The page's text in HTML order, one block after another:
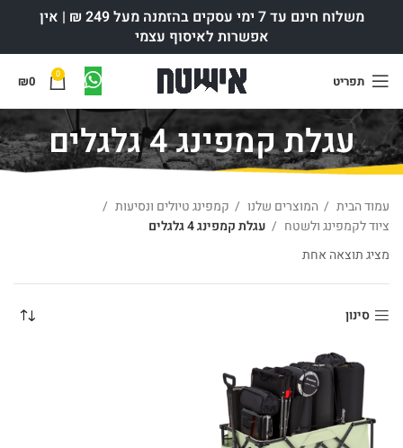
משלוח חינם עד 7 ימי עסקים בהזמנה מעל 249 ₪ | אין
אפשרות לאיסוף עצמי
תפריט 0
₪0
עגלת קמפינג 4 גלגלים
עמוד הבית המוצרים שלנו
קמפינג טיולים ונסיעות
ציוד לקמפינג ולשטח
עגלת קמפינג 4 גלגלים
מציג תוצאה אחת
סינון